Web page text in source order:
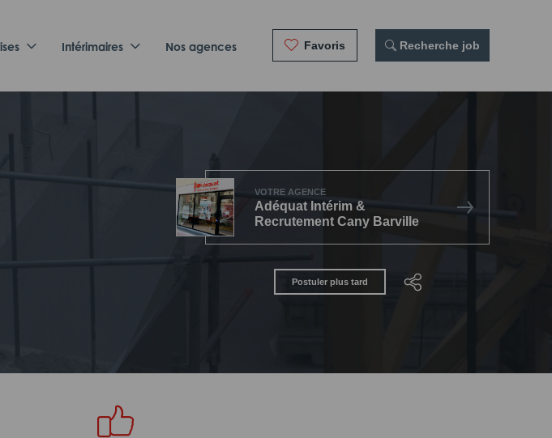
Intérimaires Nos agences Favoris Recherche job
VOTRE AGENCE
Adéquat Intérim &
Recrutement Cany Barville
Postuler plus tard